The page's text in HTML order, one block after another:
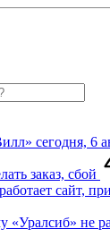
сегодня, 6
заказ, сбой
сайт,
«Уралсиб» не